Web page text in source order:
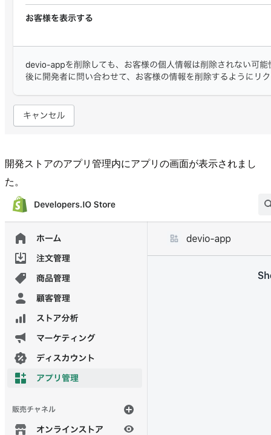
開発ストアのアプリ管理内にアプリの画面が表示されまし
た。